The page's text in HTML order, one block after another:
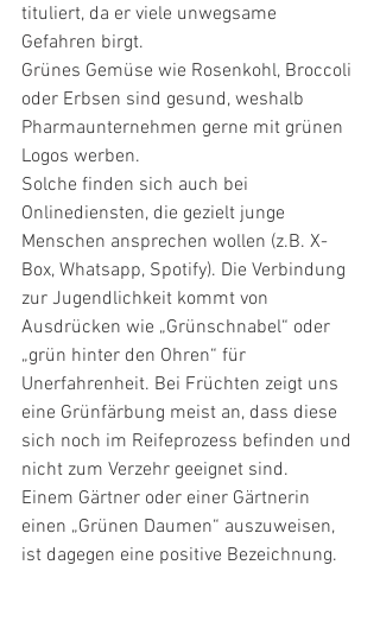
tituliert, da er viele unwegsame
Gefahren birgt.
Grünes Gemüse wie Rosenkohl, Broccoli
oder Erbsen sind gesund, weshalb
Pharmaunternehmen gerne mit grünen
Logos werben.
Solche finden sich auch bei
Onlinediensten, die gezielt junge
Menschen ansprechen wollen (z.B. X-
Box, Whatsapp, Spotify). Die Verbindung
zur Jugendlichkeit kommt von
Ausdrücken wie „Grünschnabel“ oder
„grün hinter den Ohren“ für
Unerfahrenheit. Bei Früchten zeigt uns
eine Grünfärbung meist an, dass diese
sich noch im Reifeprozess befinden und
nicht zum Verzehr geeignet sind.
Einem Gärtner oder einer Gärtnerin
einen „Grünen Daumen“ auszuweisen,
ist dagegen eine positive Bezeichnung.